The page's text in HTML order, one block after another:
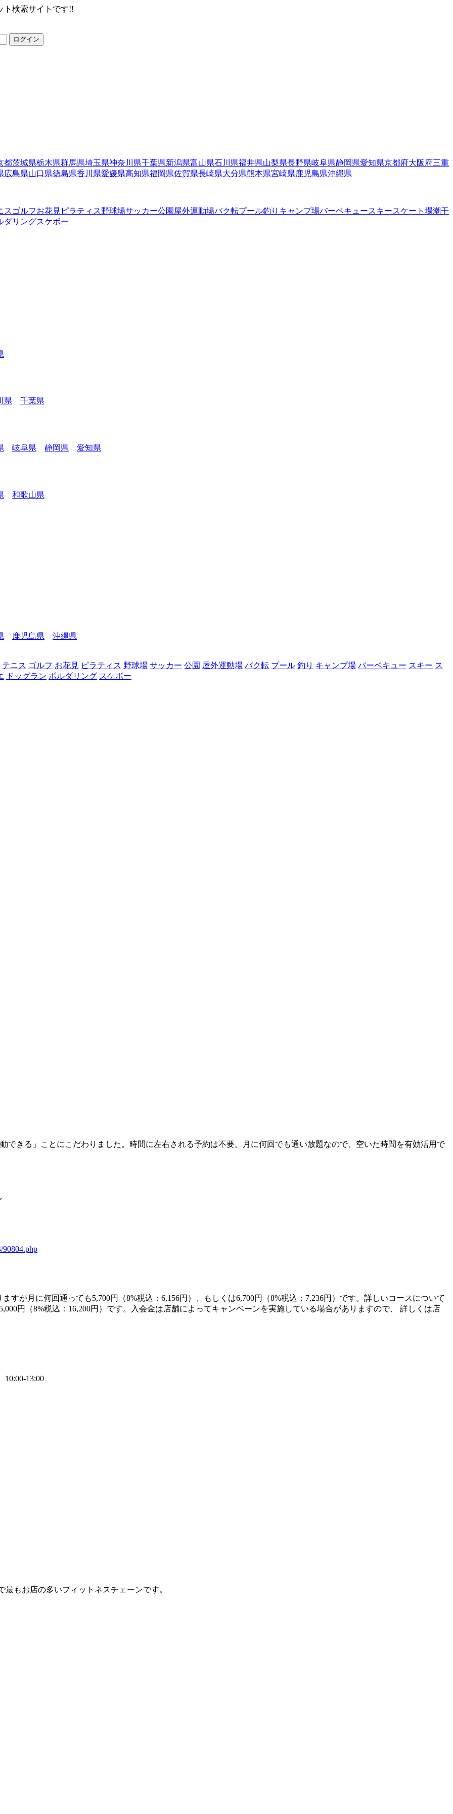
ト検索サイトです!!
ログイン
都茨城県栃木県群馬県埼玉県神奈川県千葉県新潟県富山県石川県福井県山梨県長野県岐阜県静岡県愛知県京都府大阪府三重
広島県山口県徳島県香川県愛媛県高知県福岡県佐賀県長崎県大分県熊本県宮崎県鹿児島県沖縄県
ス ゴルフお花見 ピラティス野球場サッカー公園 屋外運動場バク転プール釣り キャンプ場バーベキュースキースケート場潮干
ダリングスケボー
県 千葉県
岐阜県 静岡県 愛知県
和歌山県
鹿児島県
沖縄県
テニス ゴルフ お花見 ピラティス 野球場 サッカー 公園 屋外運動場 バク転 プール 釣り キャンプ場 バーベキュー スキー ス
ドッグラン ボルダリング スケボー
できる」ことにこだわりました。時間に左右される予約は不要。月に何回でも通い放題なので、空いた時間を有効活用で
90804.php
すが月に何回通っても5,700円（8%税込：6,156円）、もしくは6,700円（8%税込：7,236円）です。詳しいコースについて
円（8%税込：16,200円）です。入会金は店舗によってキャンペーンを実施している場合がありますので、 詳しくは店
13:00
最もお店の多いフィットネスチェーンです。